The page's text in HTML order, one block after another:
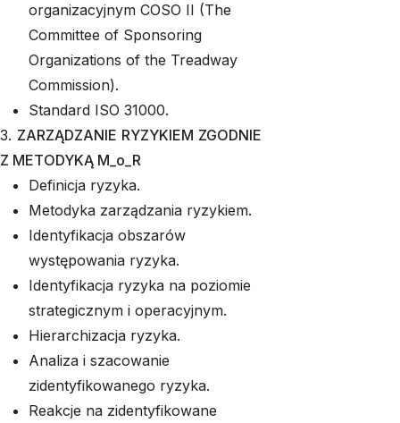
organizacyjnym COSO II (The
Committee of Sponsoring
Organizations of the Treadway
Commission).
Standard ISO 31000.
3. ZARZĄDZANIE RYZYKIEM ZGODNIE
Z METODYKĄ M_o_R
Definicja ryzyka.
Metodyka zarządzania ryzykiem.
Identyfikacja obszarów
występowania ryzyka.
Identyfikacja ryzyka na poziomie
strategicznym i operacyjnym.
Hierarchizacja ryzyka.
Analiza i szacowanie
zidentyfikowanego ryzyka.
Reakcje na zidentyfikowane